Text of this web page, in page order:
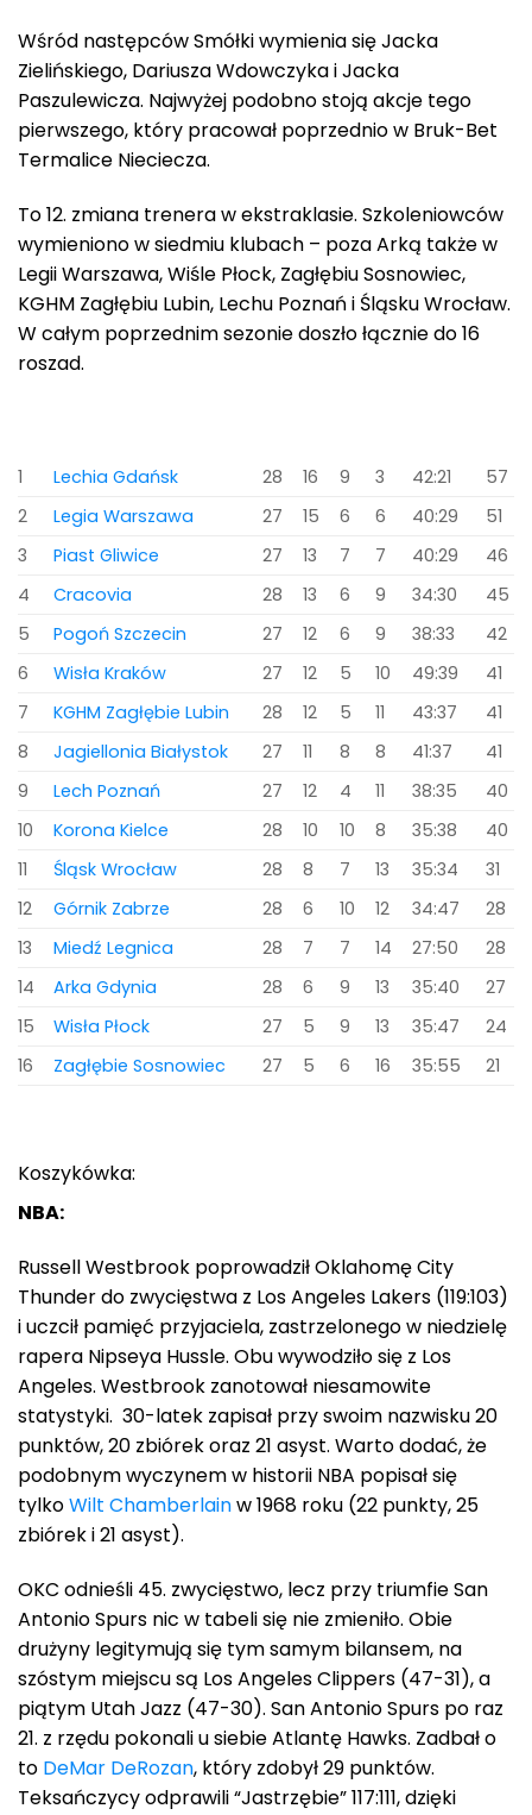
Wśród następców Smółki wymienia się Jacka
Zielińskiego, Dariusza Wdowczyka i Jacka
Paszulewicza. Najwyżej podobno stoją akcje tego
pierwszego, który pracował poprzednio w Bruk-Bet
Termalice Nieciecza.
To 12. zmiana trenera w ekstraklasie. Szkoleniowców
wymieniono w siedmiu klubach – poza Arką także w
Legii Warszawa, Wiśle Płock, Zagłębiu Sosnowiec,
KGHM Zagłębiu Lubin, Lechu Poznań i Śląsku Wrocław.
W całym poprzednim sezonie doszło łącznie do 16
roszad.
1 Lechia Gdańsk 28 16 9 3 42:21
57
2
Legia Warszawa 27 15 6 6 40:29
51
3
Piast Gliwice 27 13 7 7 40:29
46
4
Cracovia 28 13 6 9 34:30
45
5
Pogoń Szczecin 27 12 6 9 38:33
42
6
Wisła Kraków 27 12 5 10 49:39
41
7
KGHM Zagłębie Lubin 28 12 5 11 43:37
41
8
Jagiellonia Białystok 27 11 8 8 41:37
41
9
Lech Poznań 27 12 4 11 38:35
40
10
Korona Kielce 28 10 10 8 35:38
40
11
Śląsk Wrocław 28 8 7 13 35:34
31
12
Górnik Zabrze 28 6 10 12 34:47
28
13
Miedź Legnica 28 7 7 14 27:50
28
14
Arka Gdynia 28 6 9 13 35:40
27
15
Wisła Płock 27 5 9 13 35:47
24
16
Zagłębie Sosnowiec 27 5 6 16 35:55 21
Koszykówka:
NBA:
Russell Westbrook poprowadził Oklahomę City
Thunder do zwycięstwa z Los Angeles Lakers (119:103)
i uczcił pamięć przyjaciela, zastrzelonego w niedzielę
rapera Nipseya Hussle. Obu wywodziło się z Los
Angeles. Westbrook zanotował niesamowite
statystyki. 30-latek zapisał przy swoim nazwisku 20
punktów, 20 zbiórek oraz 21 asyst. Warto dodać, że
podobnym wyczynem w historii NBA popisał się
tylkoWilt Chamberlainw 1968 roku (22 punkty, 25
zbiórek i 21 asyst).
OKC odnieśli 45. zwycięstwo, lecz przy triumfie San
Antonio Spurs nic w tabeli się nie zmieniło. Obie
drużyny legitymują się tym samym bilansem, na
szóstym miejscu są Los Angeles Clippers (47-31), a
piątym Utah Jazz (47-30). San Antonio Spurs po raz
21. z rzędu pokonali u siebie Atlantę Hawks. Zadbał o
to DeMar DeRozan, który zdobył 29 punktów.
Teksańczycy odprawili “Jastrzębie” 117:111, dzięki